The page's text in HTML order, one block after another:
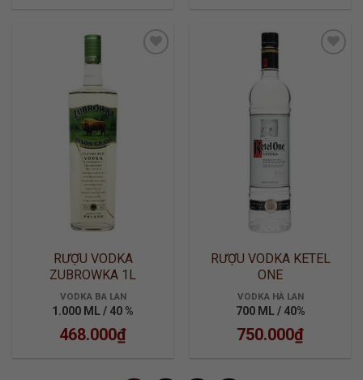
ADD TO
WISHLIST
RƯỢU VODKA
ZUBROWKA 1L
VODKA BA LAN
1.000 ML / 40 %
468.000₫
ADD TO
WISHLIST
RƯỢU VODKA KETEL
ONE
VODKA HÀ LAN
700 ML / 40%
750.000₫